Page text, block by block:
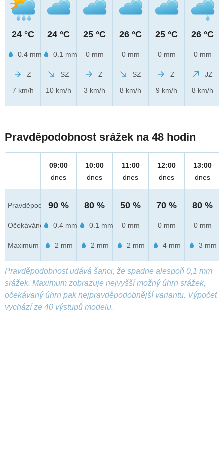
24 °C
0.4 mm
Z
7 km/h
24 °C
0.1 mm
SZ
10 km/h
25 °C
0 mm
Z
3 km/h
26 °C
0 mm
SZ
8 km/h
25 °C
0 mm
Z
9 km/h
26 °C
0 mm
JZ
8 km/h
Pravděpodobnost srážek na 48 hodin
Pravděpod.
Očekáváno
Maximum
09:00
dnes
90 %
0.4 mm
2 mm
10:00
dnes
80 %
0.1 mm
2 mm
11:00
dnes
50 %
0 mm
2 mm
12:00
dnes
70 %
0 mm
4 mm
13:00
dnes
80 %
0 mm
3 mm
Pravděpodobnost udává šanci, že spadne alespoň 0,1 mm
srážek. Maximum zobrazuje nejvyšší možný úhrn srážek,
očekávaný úhrn pak nejpravděpodobnější variantu. Výpočet
vychází ze 40 výstupů modelu.